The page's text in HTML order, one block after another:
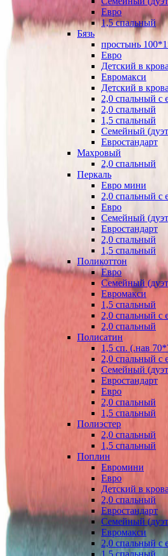
Евро
1,5 спальный
Бязь
простынь
Евро
Детский в
Евромакси
Детский в
2,0 спальный с
2,0 спальный
1,5 спальный
Семейный
Евростандарт
Махровый
2,0 спальный
Перкаль
Евро мини
2,0 спальный с
Евро
Семейный
Евростандарт
2,0 спальный
1,5 спальный
Поликоттон
Евро
Семейный
Евромакси
1,5 спальный
2,0 спальный с
2,0 спальный
Полисатин
1,5 сп. (.нав
2,0 спальный с
Семейный
Евростандарт
Евро
2,0 спальный
1,5 спальный
Полиэстер
2,0 спальный
1,5 спальный
Поплин
Евромини
Евро
Детский в
2,0 спальный
Евростандарт
Семейный
Евромакси
2,0 спальный с